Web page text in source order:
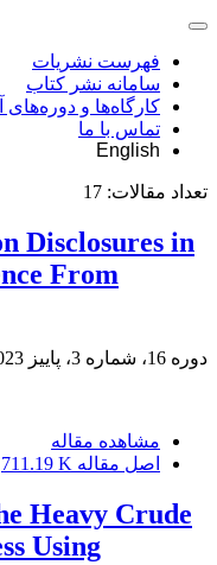
فهرست نشریات
سامانه نشر کتاب
کارگاه‌ها و
تماس با ما
English
تعداد مقالات: 17
Disclosures in
From
دوره 16، شماره 3، پاییز 2023، صفحه
مشاهده مقاله
اصل مقاله 711.19 K
Heavy Crude
Using